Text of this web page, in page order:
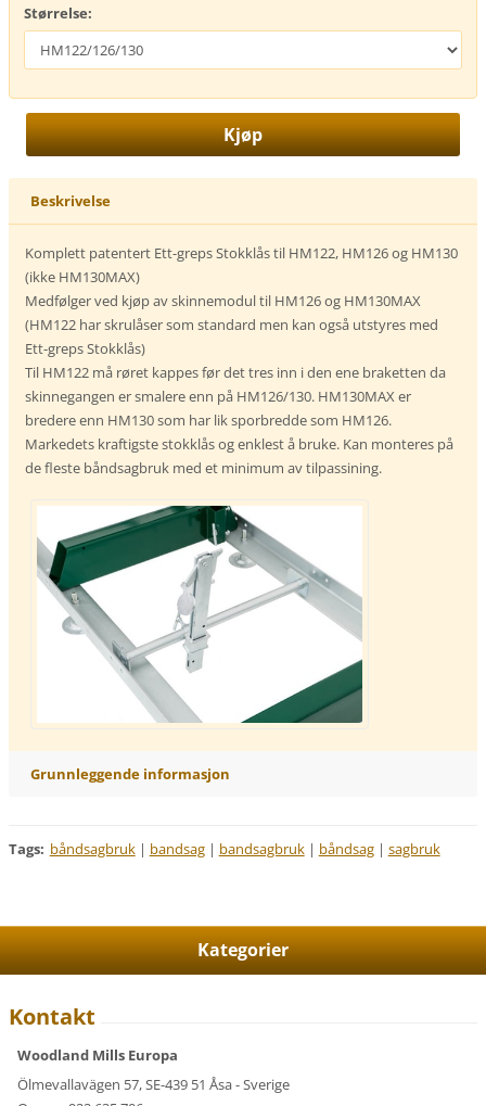
Størrelse:
Beskrivelse
Komplett patentert Ett-greps Stokklås til HM122, HM126 og HM130
(ikke HM130MAX)
Medfølger ved kjøp av skinnemodul til HM126 og HM130MAX
(HM122 har skrulåser som standard men kan også utstyres med
Ett-greps Stokklås)
Til HM122 må røret kappes før det tres inn i den ene braketten da
skinnegangen er smalere enn på HM126/130. HM130MAX er
bredere enn HM130 som har lik sporbredde som HM126.
Markedets kraftigste stokklås og enklest å bruke. Kan monteres på
de fleste båndsagbruk med et minimum av tilpassining.
Grunnleggende informasjon
Tags: båndsagbruk | bandsag | bandsagbruk | båndsag | sagbruk
Kategorier
Kontakt
Woodland Mills Europa
Ölmevallavägen 57, SE-439 51 Åsa - Sverige